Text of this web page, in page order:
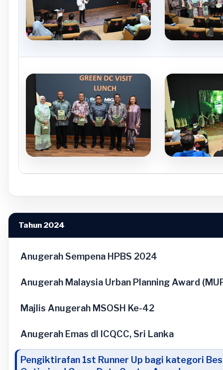
Tahun 2024
Anugerah Sempena HPBS 2024
Anugerah Malaysia Urban Planning Award
Majlis Anugerah MSOSH Ke-42
Anugerah Emas dI ICQCC, Sri Lanka
Pengiktirafan 1st Runner Up bagi kategori